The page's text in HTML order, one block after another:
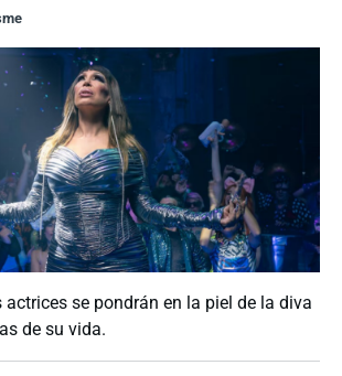
actrices se pondrán en la piel de la diva
de su vida.